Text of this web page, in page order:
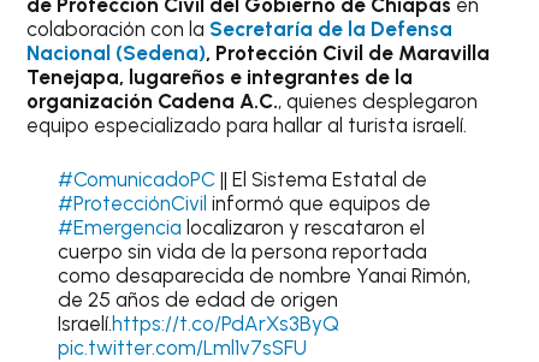
colaboración con la Secretaría de la Defensa
Nacional (Sedena), Protección Civil de Maravilla
Tenejapa, lugareños e integrantes de la
organización Cadena A.C., quienes desplegaron
equipo especializado para hallar al turista israelí.
#ComunicadoPC || El Sistema Estatal de
#ProtecciónCivil informó que equipos de
#Emergencia localizaron y rescataron el
cuerpo sin vida de la persona reportada
como desaparecida de nombre Yanai Rimón,
de 25 años de edad de origen
Israelí.https://t.co/PdArXs3ByQ
pic.twitter.com/Lml1v7sSFU